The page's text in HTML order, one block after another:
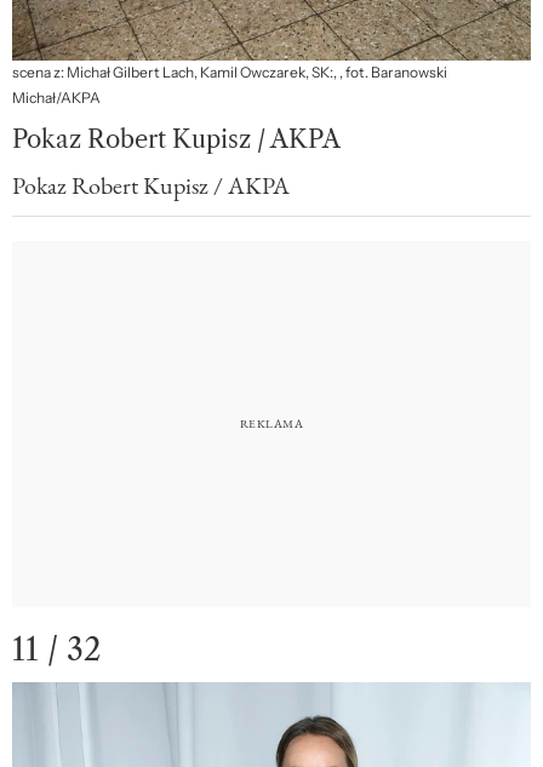
scena z: Michał Gilbert Lach, Kamil Owczarek, SK:, , fot. Baranowski
Michał/AKPA
Pokaz Robert Kupisz / AKPA
Pokaz Robert Kupisz / AKPA
11 / 32